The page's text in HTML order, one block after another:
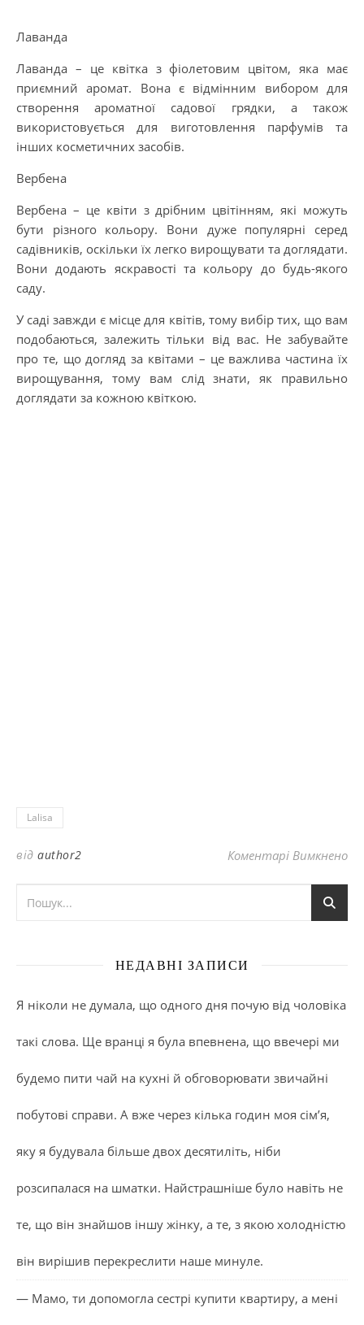
Лаванда
Лаванда – це квітка з фіолетовим цвітом, яка має
приємний аромат. Вона є відмінним вибором для
створення ароматної садової грядки, а також
використовується для виготовлення парфумів та
інших косметичних засобів.
Вербена
Вербена – це квіти з дрібним цвітінням, які можуть
бути різного кольору. Вони дуже популярні серед
садівників, оскільки їх легко вирощувати та доглядати.
Вони додають яскравості та кольору до будь-якого
саду.
У саді завжди є місце для квітів, тому вибір тих, що вам
подобаються, залежить тільки від вас. Не забувайте
про те, що догляд за квітами – це важлива частина їх
вирощування, тому вам слід знати, як правильно
доглядати за кожною квіткою.
Lalisa
від author2 Коментарі Вимкненодо
НЕДАВНІ ЗАПИСИ
Я ніколи не думала, що одного дня почую від чоловіка
такі слова. Ще вранці я була впевнена, що ввечері ми
будемо пити чай на кухні й обговорювати звичайні
побутові справи. А вже через кілька годин моя сім’я,
яку я будувала більше двох десятиліть, ніби
розсипалася на шматки. Найстрашніше було навіть не
те, що він знайшов іншу жінку, а те, з якою холодністю
він вирішив перекреслити наше минуле.
— Мамо, ти допомогла сестрі купити квартиру, а мені